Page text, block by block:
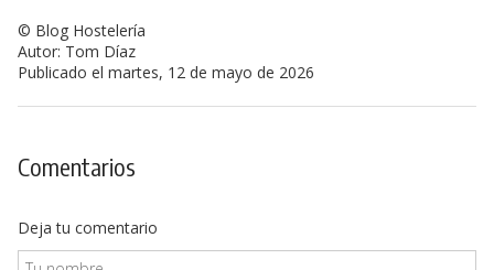
© Blog Hostelería
Autor: Tom Díaz
Publicado el martes, 12 de mayo de 2026
Comentarios
Deja tu comentario